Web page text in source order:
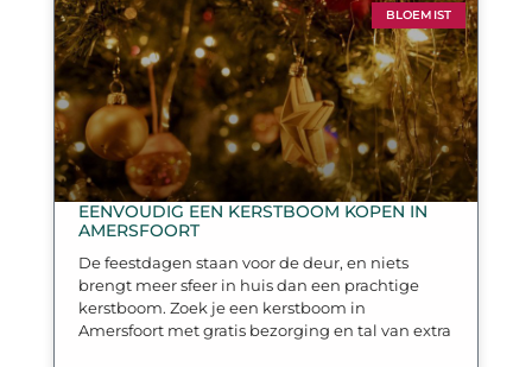
BLOEMIST
EENVOUDIG EEN KERSTBOOM KOPEN IN
AMERSFOORT
De feestdagen staan voor de deur, en niets
brengt meer sfeer in huis dan een prachtige
kerstboom. Zoek je een kerstboom in
Amersfoort met gratis bezorging en tal van extra